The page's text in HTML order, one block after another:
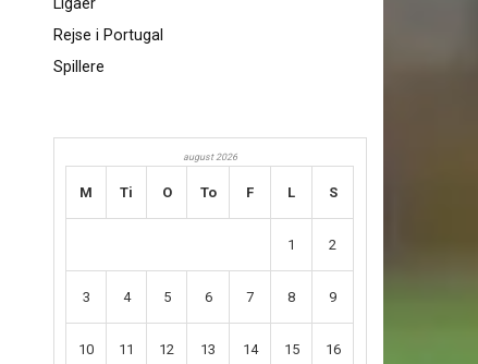
Ligaer
Rejse i Portugal
Spillere
august 2026
M Ti O To F L S
1 2
3 4 5 6 7 8 9
10 11 12 13 14 15 16